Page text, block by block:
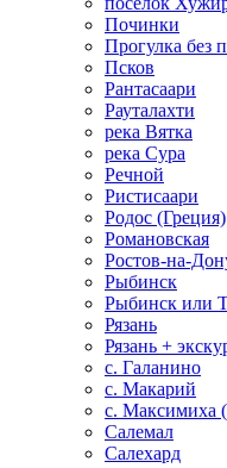
Починки
Прогулка без
Псков
Рантасаари
Рауталахти
река Вятка
река Сура
Речной
Ристисаари
Родос (Греция)
Романовская
Ростов-на-
Рыбинск
Рыбинск или
Рязань
Рязань +
с. Галанино
с. Макарий
с. Максимиха
Салемал
Салехард